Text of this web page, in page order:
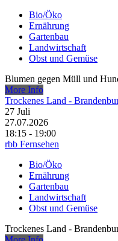
Bio/Öko
Ernährung
Gartenbau
Landwirtschaft
Obst und Gemüse
Blumen gegen Müll und
More Info
Trockenes Land -
27 Juli
27.07.2026
18:15 - 19:00
rbb Fernsehen
Bio/Öko
Ernährung
Gartenbau
Landwirtschaft
Obst und Gemüse
Trockenes Land -